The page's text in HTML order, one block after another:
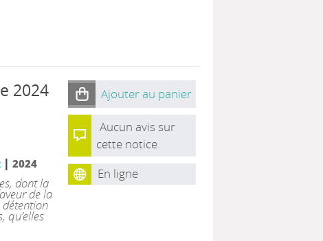
2024
| 2024
dont la
de la
détention
qu’elles
Ajouter au panier
Aucun avis sur
cette notice.
En ligne